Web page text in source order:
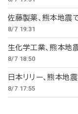
佐藤製薬、熊本地
8/7 19:31
生化学工業、熊本
8/7 18:50
日本リリー、熊本
8/7 17:55